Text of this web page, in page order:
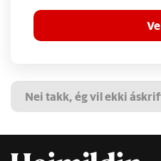
Nei takk, ég vil ekki